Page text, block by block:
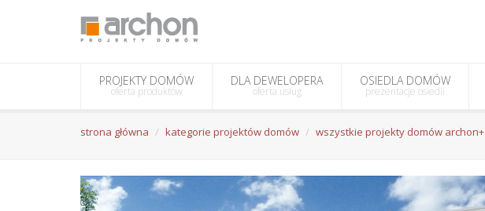
PROJEKTY DOMÓW
oferta produktów
DLA DEWELOPERA
oferta usług
OSIEDLA DOMÓW
prezentacje osiedli
strona główna kategorie projektów domów wszystkie projekty domów archon+